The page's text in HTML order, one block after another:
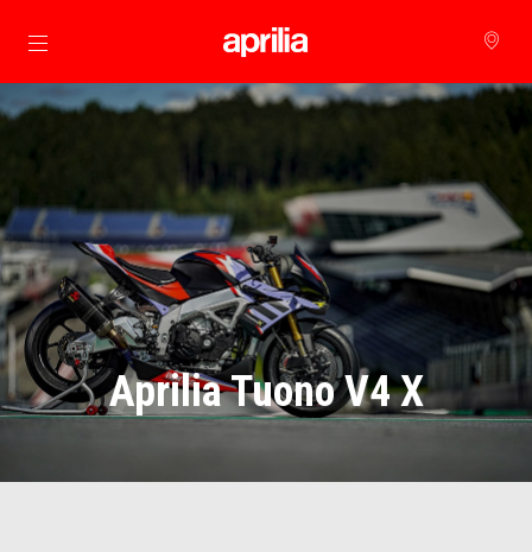
Alege continutul principal
Aprilia Tuono V4 X